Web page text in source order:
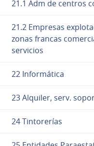
21.1 Adm de centros
21.2 Empresas
zonas francas
servicios
22 Informática
23 Alquiler, serv.
24 Tintorerías